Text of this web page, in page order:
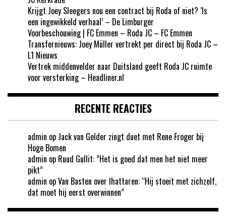
Krijgt Joey Sleegers nou een contract bij Roda of niet? ‘Is
een ingewikkeld verhaal’ – De Limburger
Voorbeschouwing | FC Emmen – Roda JC – FC Emmen
Transfernieuws: Joey Müller vertrekt per direct bij Roda JC –
L1 Nieuws
Vertrek middenvelder naar Duitsland geeft Roda JC ruimte
voor versterking – Headliner.nl
RECENTE REACTIES
admin op Jack van Gelder zingt duet met Rene Froger bij
Hoge Bomen
admin op Ruud Gullit: ”Het is goed dat men het niet meer
pikt”
admin opVan Basten over Ihattaren: “Hij stoeit met zichzelf,
dat moet hij eerst overwinnen”